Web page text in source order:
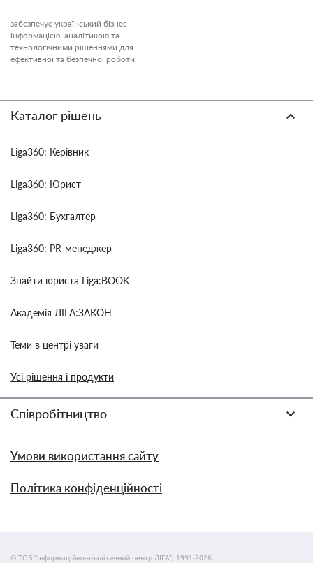
забезпечує український бізнес
інформацією, аналітикою та
технологічними рішеннями для
ефективної та безпечної роботи.
Каталог рішень
Liga360: Керівник
Liga360: Юрист
Liga360: Бухгалтер
Liga360: PR-менеджер
Знайти юриста Liga:BOOK
Академія ЛІГА:ЗАКОН
Теми в центрі уваги
Усі рішення і продукти
Співробітництво
Умови використання сайту
Політика конфіденційності
© ТОВ "інформаційно-аналітичний центр ЛІГА", 1991-2026.